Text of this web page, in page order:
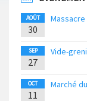
AOÛT
30
Massacre
SEP
27
Vide-
OCT
11
Marché